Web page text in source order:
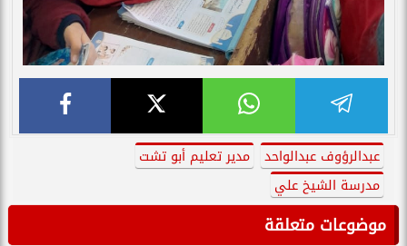
عبدالرؤوف عبدالواحد
مدير تعليم أبو تشت
مدرسة الشيخ علي
موضوعات متعلقة